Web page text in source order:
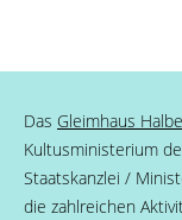
Das Gleimhaus
Kultusministerium
Staatskanzlei /
die zahlreichen